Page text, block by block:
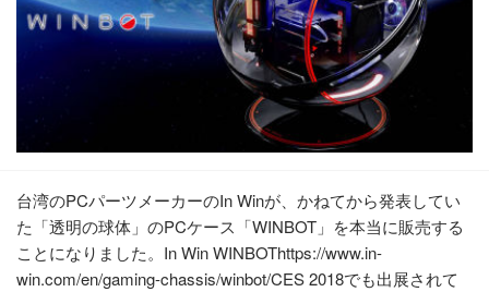
台湾のPCパーツメーカーのIn Winが、かねてから発表してい
た「透明の球体」のPCケース「WINBOT」を本当に販売する
ことになりました。In Win WINBOThttps://www.in-
win.com/en/gaming-chassis/winbot/CES 2018でも出展されて